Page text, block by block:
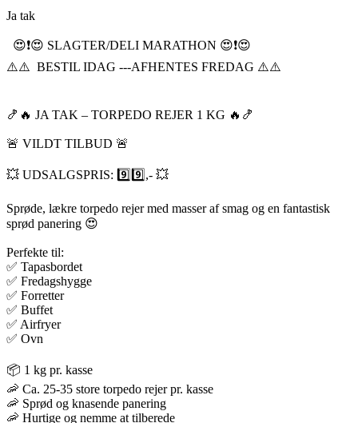
Ja tak
😍❗️😍 SLAGTER/DELI MARATHON 😍❗️😍
⚠️⚠️ BESTIL IDAG ---AFHENTES FREDAG ⚠️⚠️
🍤🔥 JA TAK – TORPEDO REJER 1 KG 🔥🍤
🚨 VILDT TILBUD 🚨
💥 UDSALGSPRIS: 9️⃣9️⃣,- 💥
Sprøde, lækre torpedo rejer med masser af smag og en fantastisk
sprød panering 😍
Perfekte til:
✅ Tapasbordet
✅ Fredagshygge
✅ Forretter
✅ Buffet
✅ Airfryer
✅ Ovn
📦 1 kg pr. kasse
🦐 Ca. 25-35 store torpedo rejer pr. kasse
🦐 Sprød og knasende panering
🦐 Hurtige og nemme at tilberede